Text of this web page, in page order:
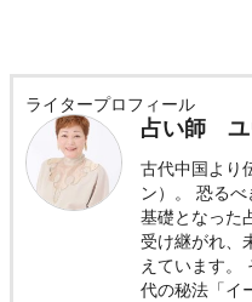
ライタープロフィール
占い師 ユ
古代中国より
ン）。 恐る
基礎となった
受け継がれ、
えています。
代の秘法「イ